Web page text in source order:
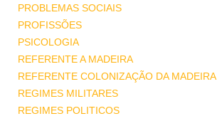
PROBLEMAS SOCIAIS
PROFISSÕES
PSICOLOGIA
REFERENTE A MADEIRA
REFERENTE COLONIZAÇÃO DA MADEIRA
REGIMES MILITARES
REGIMES POLITICOS